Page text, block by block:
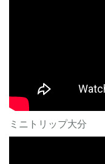
ミニトリップ大分